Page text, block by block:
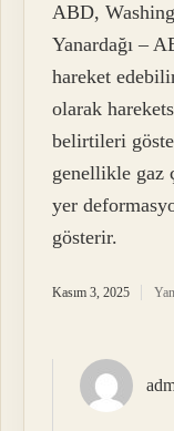
ABD,
Yanardağı –
hareket
olarak
belirtileri
genellikle gaz
yer
gösterir.
Kasım 3, 2025